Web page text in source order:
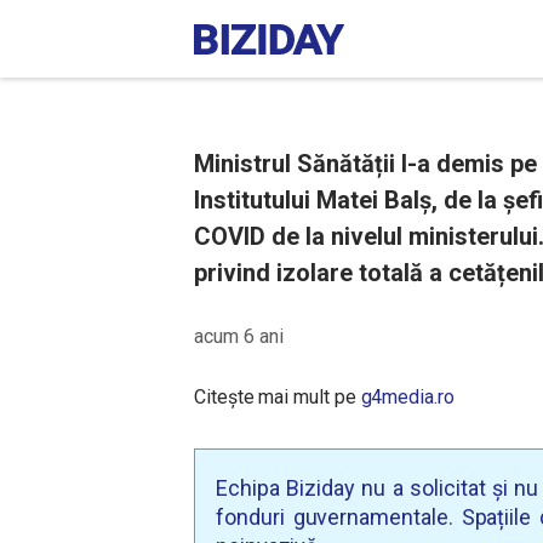
Ministrul Sănătății l-a demis
Institutului Matei Balș, de la
COVID de la nivelul
privind izolare totală a
acum 6 ani
Citește mai mult pe g4media.ro
Echipa Biziday nu a solicitat și
fonduri guvernamentale.